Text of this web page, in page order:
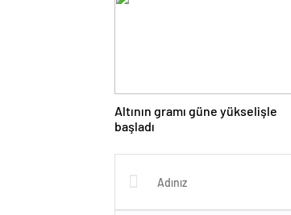
Altının gramı güne yükselişle
başladı